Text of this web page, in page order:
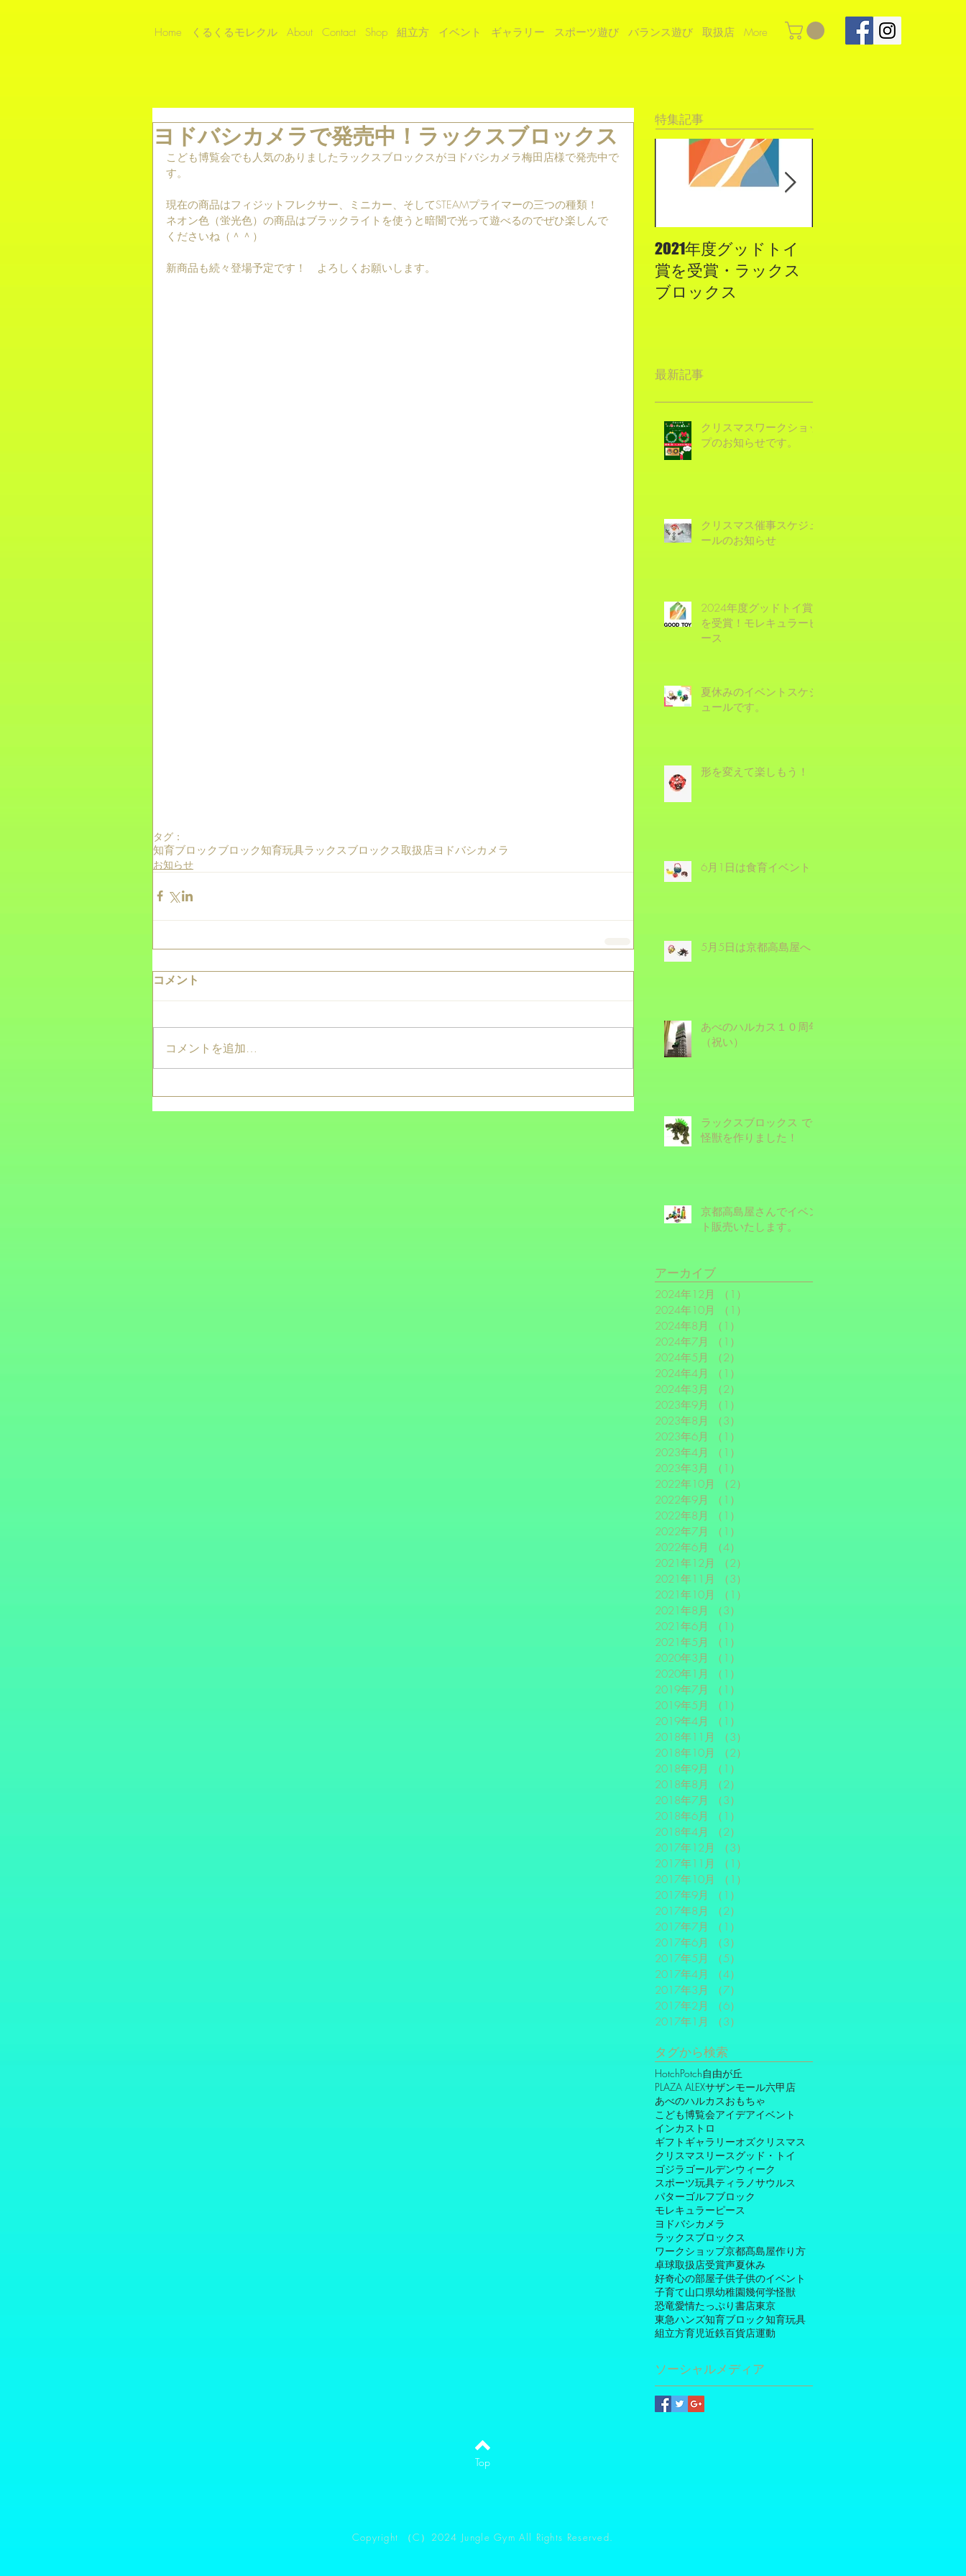
Home くるくるモレクル About Contact Shop 組立方 イベント ギャラリー スポーツ遊び バランス遊び 取扱店 More
ヨドバシカメラで発売中！ラックスブロックス
こども博覧会でも人気のありましたラックスブロックスがヨドバシカメラ梅田店様で発売中で
す。
現在の商品はフィジットフレクサー、ミニカー、そしてSTEAMプライマーの三つの種類！
ネオン色（蛍光色）の商品はブラックライトを使うと暗闇で光って遊べるのでぜひ楽しんで
くださいね（＾＾）
新商品も続々登場予定です！　よろしくお願いします。
タグ：
知育ブロック ブロック知育玩具ラックスブロックス取扱店ヨドバシカメラ
お知らせ
コメント
コメントを追加…
特集記事
2021年度グッドトイ
賞を受賞・ラックス
ブロックス
最新記事
クリスマスワークショッ
プのお知らせです。
クリスマス催事スケジュ
ールのお知らせ
2024年度グッドトイ賞
を受賞！モレキュラーピ
ース
夏休みのイベントスケジ
ュールです。
形を変えて楽しもう！
6月1日は食育イベント！
5月5日は京都高島屋へ！
あべのハルカス１０周年
（祝い）
ラックスブロックス で
怪獣を作りました！
京都高島屋さんでイベン
ト販売いたします。
アーカイブ
2024年12月 （1）
2024年10月
（1）
2024年8月
（1）
2024年7月
（1）
2024年5月
（2）
2024年4月
（1）
2024年3月
（2）
2023年9月
（1）
2023年8月
（3）
2023年6月
（1）
2023年4月
（1）
2023年3月
（1）
2022年10月
（2）
2022年9月
（1）
2022年8月
（1）
2022年7月
（1）
2022年6月
（4）
2021年12月
（2）
2021年11月
（3）
2021年10月
（1）
2021年8月
（3）
2021年6月
（1）
2021年5月
（1）
2020年3月
（1）
2020年1月
（1）
2019年7月
（1）
2019年5月
（1）
2019年4月
（1）
2018年11月
（3）
2018年10月
（2）
2018年9月
（1）
2018年8月
（2）
2018年7月
（3）
2018年6月
（1）
2018年4月
（2）
2017年12月
（3）
2017年11月
（1）
2017年10月
（1）
2017年9月
（1）
2017年8月
（2）
2017年7月
（1）
2017年6月
（3）
2017年5月
（5）
2017年4月
（4）
2017年3月
（7）
2017年2月
（6）
2017年1月
（3）
タグから検索
HotchPotch自由が丘
PLAZA ALEXサザンモール六甲店
あべのハルカスおもちゃ
こども博覧会アイデアイベント
インカストロ
ギフトギャラリーオズクリスマス
クリスマスリースグッド・トイ
ゴジラ ゴールデンウィーク
スポーツ玩具ティラノサウルス
パターゴルフブロック
モレキュラーピース
ヨドバシカメラ
ラックスブロックス
ワークショップ京都髙島屋作り方
卓球取扱店受賞声夏休み
好奇心の部屋子供子供のイベント
子育て山口県幼稚園幾何学怪獣
恐竜愛情たっぷり書店東京
東急ハンズ知育ブロック知育玩具
組立方育児近鉄百貨店運動
ソーシャルメディア
Top
​Copyright （C）2024 Jungle Gym All Rights Reserved.